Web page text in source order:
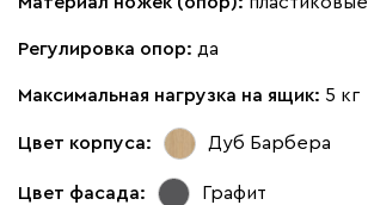
Регулировка опор: да
Максимальная нагрузка на ящик: 5 кг
Цвет корпуса: Дуб Барбера
Цвет фасада: Графит